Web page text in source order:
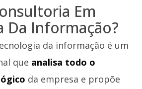
Em
Da Informação?
da informação é um
que analisa todo o
da empresa e propõe